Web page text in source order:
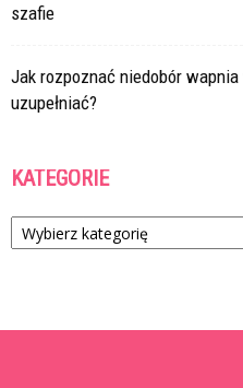
szafie
Jak rozpoznać niedobór
uzupełniać?
KATEGORIE
Kategorie